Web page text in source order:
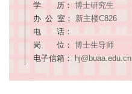
学 历： 博士研究生
办 公 室： 新主楼C826
电 话：
岗 位： 博士生导师
电子信箱：
hj@buaa.edu.cn